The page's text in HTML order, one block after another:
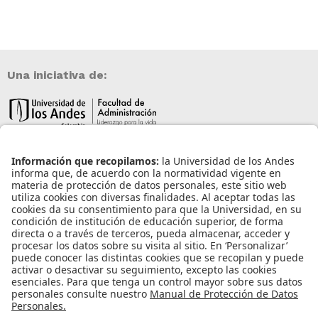
Una iniciativa de:
Información de contacto
info@aneia.edu.co
Bogotá, Colombia
Enlaces de interés
Iniciar sesión
Política de tratamiento de datos personales
Contacto